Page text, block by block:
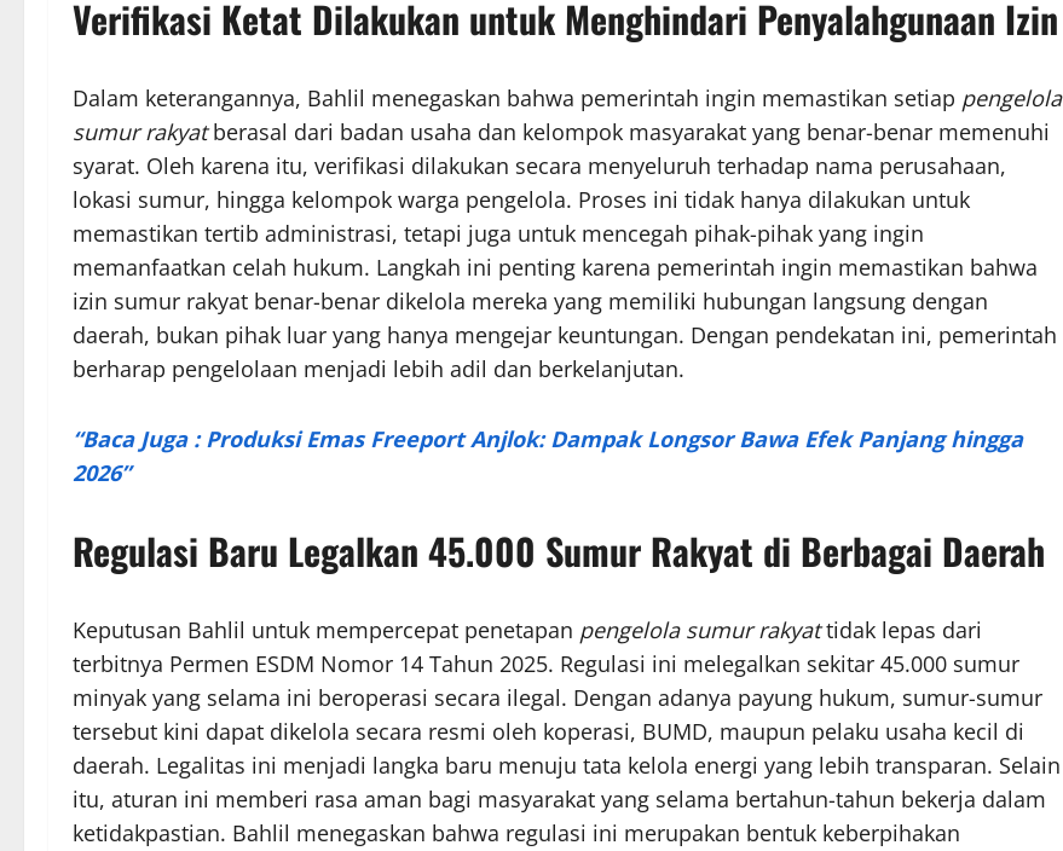
Verifikasi Ketat Dilakukan untuk Menghindari Penyalahgunaan Izin
Dalam keterangannya, Bahlil menegaskan bahwa pemerintah ingin memastikan setiap pengelola
sumur rakyatberasal dari badan usaha dan kelompok masyarakat yang benar-benar memenuhi
syarat. Oleh karena itu, verifikasi dilakukan secara menyeluruh terhadap nama perusahaan,
lokasi sumur, hingga kelompok warga pengelola. Proses ini tidak hanya dilakukan untuk
memastikan tertib administrasi, tetapi juga untuk mencegah pihak-pihak yang ingin
memanfaatkan celah hukum. Langkah ini penting karena pemerintah ingin memastikan bahwa
izin sumur rakyat benar-benar dikelola mereka yang memiliki hubungan langsung dengan
daerah, bukan pihak luar yang hanya mengejar keuntungan. Dengan pendekatan ini, pemerintah
berharap pengelolaan menjadi lebih adil dan berkelanjutan.
“Baca Juga : Produksi Emas Freeport Anjlok: Dampak Longsor Bawa Efek Panjang hingga
2026”
Regulasi Baru Legalkan 45.000 Sumur Rakyat di Berbagai Daerah
Keputusan Bahlil untuk mempercepat penetapan pengelola sumur rakyattidak lepas dari
terbitnya Permen ESDM Nomor 14 Tahun 2025. Regulasi ini melegalkan sekitar 45.000 sumur
minyak yang selama ini beroperasi secara ilegal. Dengan adanya payung hukum, sumur-sumur
tersebut kini dapat dikelola secara resmi oleh koperasi, BUMD, maupun pelaku usaha kecil di
daerah. Legalitas ini menjadi langka baru menuju tata kelola energi yang lebih transparan. Selain
itu, aturan ini memberi rasa aman bagi masyarakat yang selama bertahun-tahun bekerja dalam
ketidakpastian. Bahlil menegaskan bahwa regulasi ini merupakan bentuk keberpihakan